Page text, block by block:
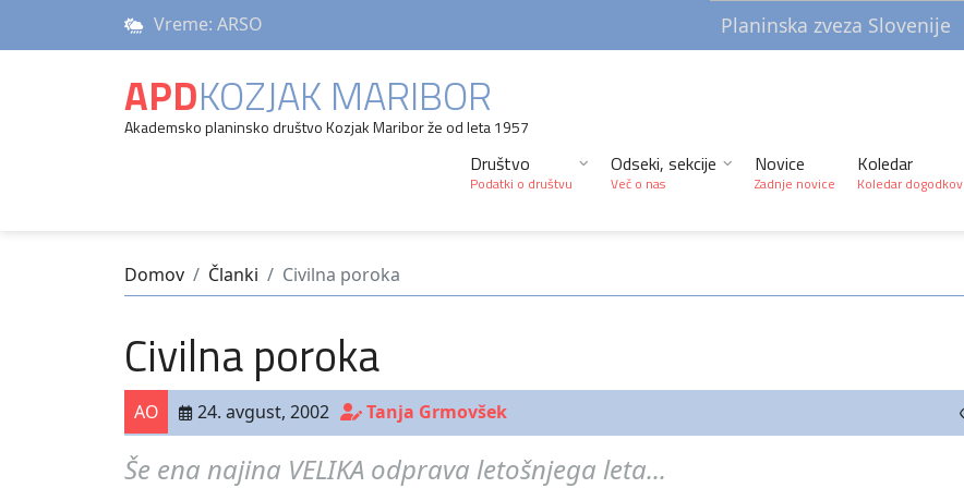
Vreme: ARSO Planinska zveza Slovenije
APDKOZJAK MARIBOR
Akademsko planinsko društvo Kozjak Maribor že od leta 1957
Društvo
Podatki o društvu
Odseki, sekcije
Več o nas
Novice
Zadnje novice
Koledar
Koledar dogodkov
Domov Članki Civilna poroka
Civilna poroka
AO 24. avgust, 2002 Tanja Grmovšek
Še ena najina VELIKA odprava letošnjega leta...